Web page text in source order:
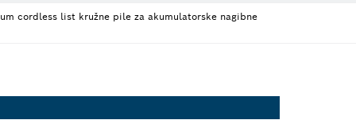
cordless list kružne pile za akumulatorske nagibne